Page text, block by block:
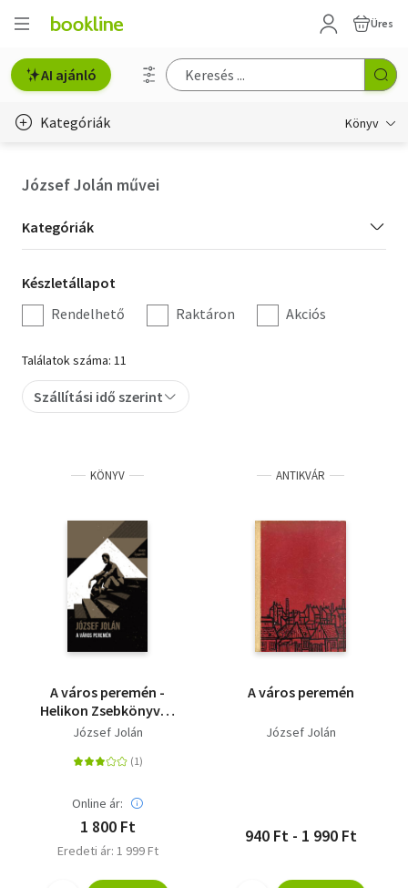
Üres
AI ajánló
Kategóriák Könyv
Hobbi, szabadidő
Irodalom
Művészet
Szakkönyv
Tankönyv, segédkönyv
Társadalomtudomány
Természettudomány
Történelem
József Jolán művei
Kategória
szűrés
Kategóriák
Készletállapot
szűrés
Készletállapot
Rendelhető
Raktáron Akciós
Találatok száma: 11
Szállítási idő szerint
KÖNYV
A város peremén -
Helikon Zsebkönyvek
104.
József Jolán
Online ár:
1 800 Ft
Eredeti ár: 1 999 Ft
ANTIKVÁR
A város peremén
József Jolán
940 Ft - 1 990 Ft